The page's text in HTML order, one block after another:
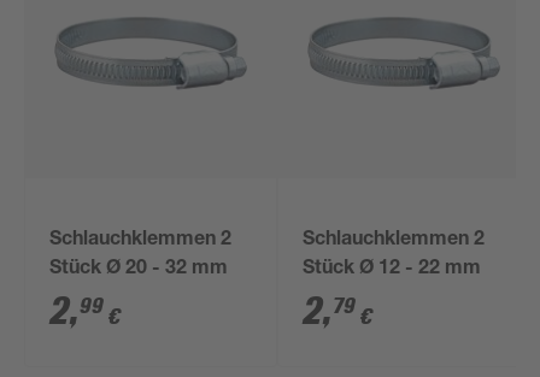
Schlauchklemmen 2
Stück Ø 20 - 32 mm
2,99 €
Schlauchklemmen 2
Stück Ø 12 - 22 mm
2,79 €